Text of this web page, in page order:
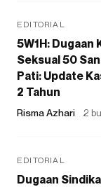
EDITORIAL
5W1H: Dugaan
Seksual 50
Pati: Update
2 Tahun
Risma Azhari 2
EDITORIAL
Dugaan